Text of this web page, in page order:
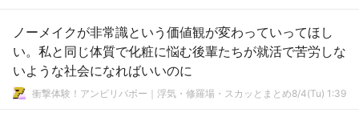
ノーメイクが非常識という価値観が変わっていってほし
い。私と同じ体質で化粧に悩む後輩たちが就活で苦労しな
いような社会になればいいのに
衝撃体験！アンビリバボー｜浮気・修羅場・スカッとまとめ8/4(Tu) 1:39